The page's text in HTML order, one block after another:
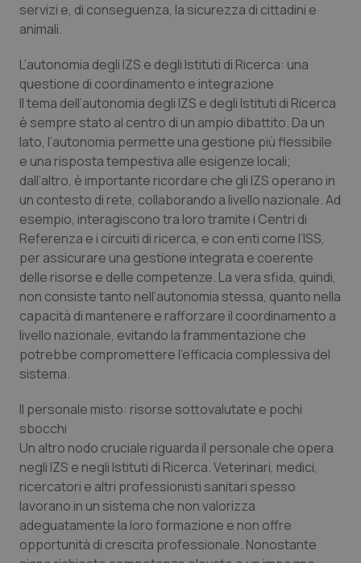
Lombardia
Marche
Molise
Piemonte
Provincia Autonoma di Bolzano
Provincia Autonoma di Trento
Puglia
Sardegna
Sicilia
Umbria
Valle D’Aosta
Veneto
Dolore
Donna & Salute
Epatiti
HIV
Infezioni & Febbre
Ipertensione & Scompenso
Malattie rare
Malattia di Crohn & Rettocolite Ulcerosa
Neuroscienze & patologie neurodegenerative
Oftalmologia
Oncodermatologia
Oncoematologia
Oncologia & Nutrizione
servizi e, di conseguenza, la sicurezza di cittadini e
animali.
L’autonomia degli IZS e degli Istituti di Ricerca: una
questione di coordinamento e integrazione
Il tema dell’autonomia degli IZS e degli Istituti di Ricerca
è sempre stato al centro di un ampio dibattito. Da un
lato, l’autonomia permette una gestione più flessibile
e una risposta tempestiva alle esigenze locali;
dall’altro, è importante ricordare che gli IZS operano in
un contesto di rete, collaborando a livello nazionale. Ad
esempio, interagiscono tra loro tramite i Centri di
Referenza e i circuiti di ricerca, e con enti come l’ISS,
per assicurare una gestione integrata e coerente
delle risorse e delle competenze. La vera sfida, quindi,
non consiste tanto nell’autonomia stessa, quanto nella
capacità di mantenere e rafforzare il coordinamento a
livello nazionale, evitando la frammentazione che
potrebbe compromettere l’efficacia complessiva del
sistema.
Il personale misto: risorse sottovalutate e pochi
sbocchi
Un altro nodo cruciale riguarda il personale che opera
negli IZS e negli Istituti di Ricerca. Veterinari, medici,
ricercatori e altri professionisti sanitari spesso
lavorano in un sistema che non valorizza
adeguatamente la loro formazione e non offre
opportunità di crescita professionale. Nonostante